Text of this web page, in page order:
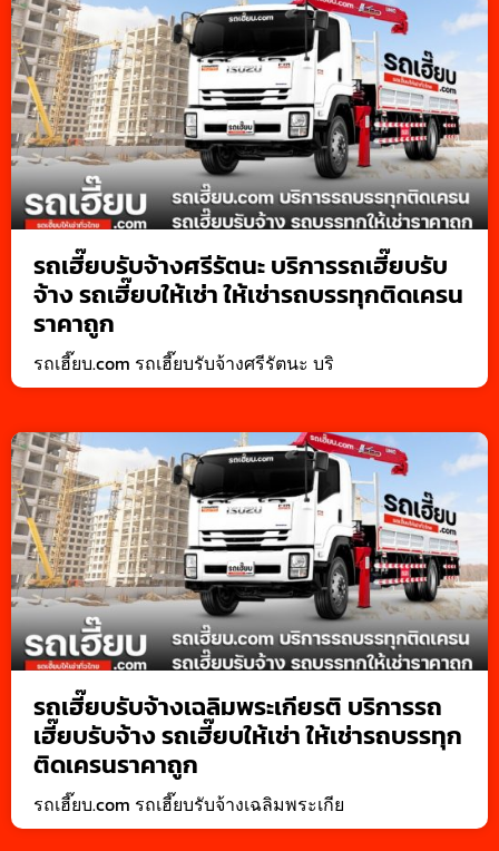
รถเฮี๊ยบรับจ้างศรีรัตนะ บริการรถเฮี๊ยบรับ
จ้าง รถเฮี๊ยบให้เช่า ให้เช่ารถบรรทุกติดเครน
ราคาถูก
รถเฮี๊ยบ.com รถเฮี๊ยบรับจ้างศรีรัตนะ บริ
รถเฮี๊ยบรับจ้างเฉลิมพระเกียรติ บริการรถ
เฮี๊ยบรับจ้าง รถเฮี๊ยบให้เช่า ให้เช่ารถบรรทุก
ติดเครนราคาถูก
รถเฮี๊ยบ.com รถเฮี๊ยบรับจ้างเฉลิมพระเกีย